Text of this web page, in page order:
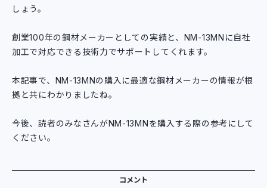
しょう。
創業100年の鋼材メーカーとしての実績と、NM-13MNに自社
加工で対応できる技術力でサポートしてくれます。
本記事で、NM-13MNの購入に最適な鋼材メーカーの情報が根
拠と共にわかりましたね。
今後、読者のみなさんがNM-13MNを購入する際の参考にして
ください。
コメント